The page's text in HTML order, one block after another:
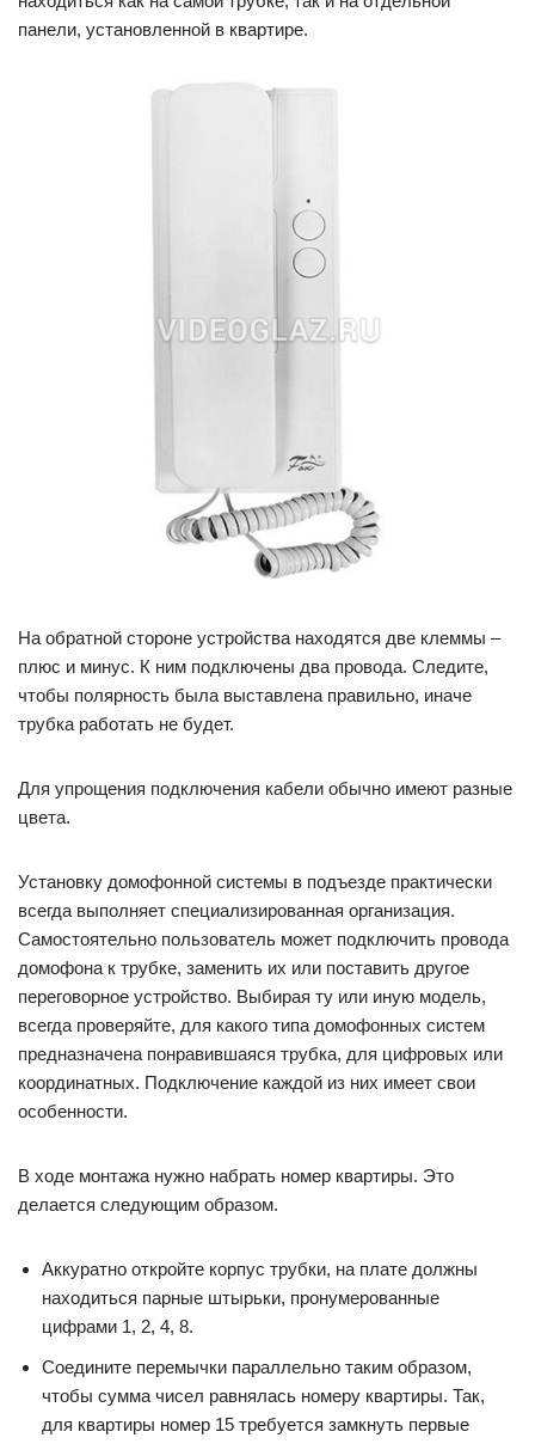
панели, установленной в квартире.
На обратной стороне устройства находятся две клеммы –
плюс и минус. К ним подключены два провода. Следите,
чтобы полярность была выставлена правильно, иначе
трубка работать не будет.
Для упрощения подключения кабели обычно имеют разные
цвета.
Установку домофонной системы в подъезде практически
всегда выполняет специализированная организация.
Самостоятельно пользователь может подключить провода
домофона к трубке, заменить их или поставить другое
переговорное устройство. Выбирая ту или иную модель,
всегда проверяйте, для какого типа домофонных систем
предназначена понравившаяся трубка, для цифровых или
координатных. Подключение каждой из них имеет свои
особенности.
В ходе монтажа нужно набрать номер квартиры. Это
делается следующим образом.
Аккуратно откройте корпус трубки, на плате должны
находиться парные штырьки, пронумерованные
цифрами 1, 2, 4, 8.
Соедините перемычки параллельно таким образом,
чтобы сумма чисел равнялась номеру квартиры. Так,
для квартиры номер 15 требуется замкнуть первые